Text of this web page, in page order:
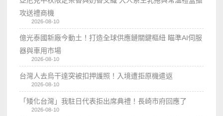
攻送禮商機
2026-08-10
億光泰國新廠今動土！打造全球供應鏈關鍵樞紐 瞄準AI伺服
器與車用市場
2026-08-10
台灣人去烏干達突被扣押護照！入境遭拒原機遣返
2026-08-10
「矮化台灣」我駐日代表拒出席典禮！長崎市府回應了
2026-08-10